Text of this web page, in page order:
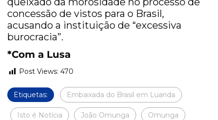
concessão de vistos para o Brasil,
acusando a instituição de “excessiva
burocracia”.
*Com a Lusa
Post Views: 470
Etiquetas: Embaixada do Brasil em Luanda
Isto é Notícia João Omunga Omunga